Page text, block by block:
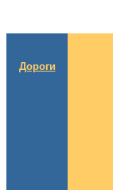
Дороги